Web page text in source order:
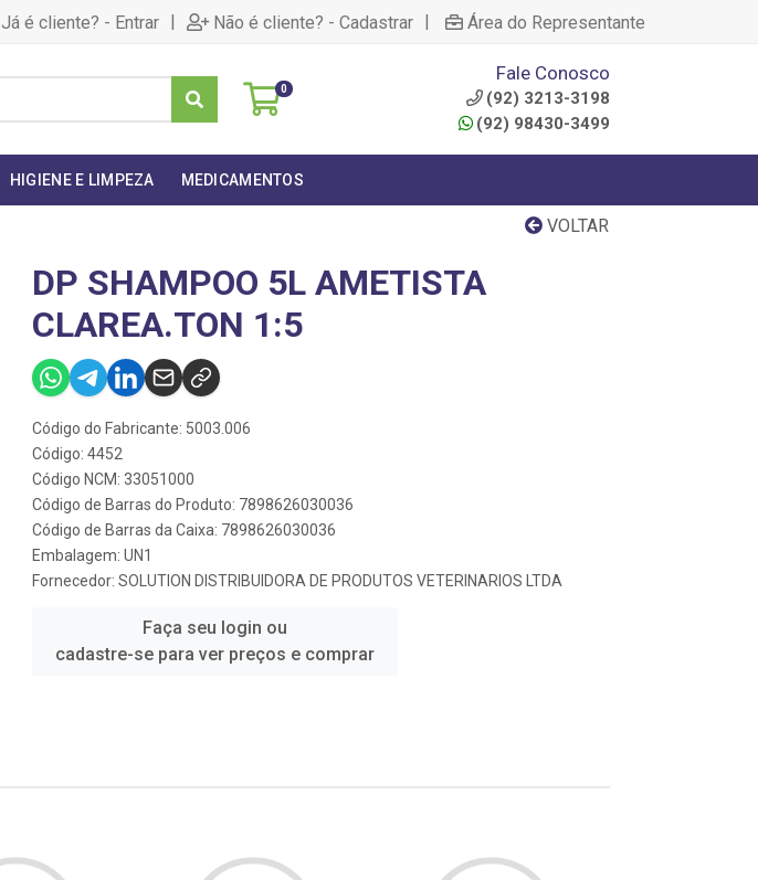
Já é cliente? - Entrar | Não é cliente? - Cadastrar | Área do Representante
0
Fale Conosco
(92) 3213-3198
(92) 98430-3499
HIGIENE E LIMPEZA MEDICAMENTOS
VOLTAR
DP SHAMPOO 5L AMETISTA
CLAREA.TON 1:5
Código do Fabricante: 5003.006
Código: 4452
Código NCM: 33051000
Código de Barras do Produto: 7898626030036
Código de Barras da Caixa: 7898626030036
Embalagem: UN1
Fornecedor: SOLUTION DISTRIBUIDORA DE PRODUTOS VETERINARIOS LTDA
Faça seu login ou
cadastre-se para ver preços e comprar